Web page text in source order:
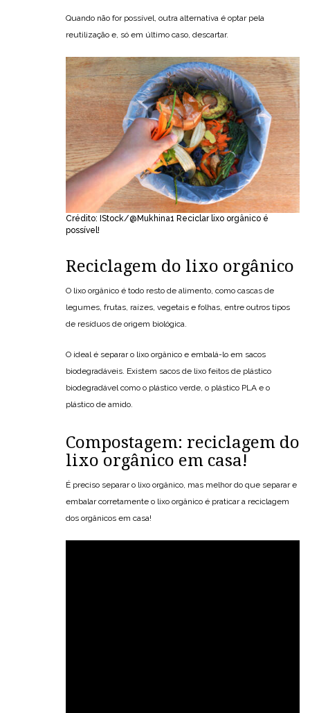
Quando não for possível, outra alternativa é optar pela
reutilização e, só em último caso, descartar.
Crédito: IStock/@Mukhina1 Reciclar lixo orgânico é
possível!
Reciclagem do lixo orgânico
O lixo orgânico é todo resto de alimento, como cascas de
legumes, frutas, raízes, vegetais e folhas, entre outros tipos
de resíduos de origem biológica.
O ideal é separar o lixo orgânico e embalá-lo em sacos
biodegradáveis. Existem sacos de lixo feitos de plástico
biodegradável como o plástico verde, o plástico PLA e o
plástico de amido.
Compostagem: reciclagem do
lixo orgânico em casa!
É preciso separar o lixo orgânico, mas melhor do que separar e
embalar corretamente o lixo orgânico é praticar a reciclagem
dos orgânicos em casa!